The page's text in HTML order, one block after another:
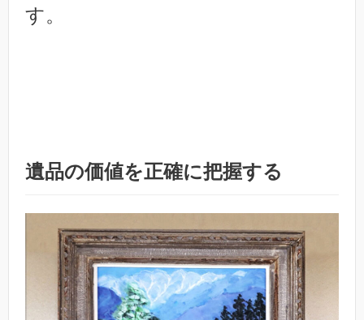
す。
遺品の価値を正確に把握する